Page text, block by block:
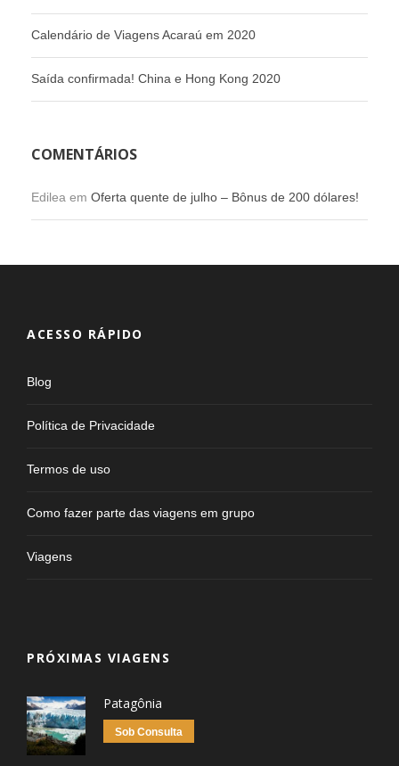
Calendário de Viagens Acaraú em 2020
Saída confirmada! China e Hong Kong 2020
COMENTÁRIOS
Edilea em Oferta quente de julho – Bônus de 200 dólares!
ACESSO RÁPIDO
Blog
Política de Privacidade
Termos de uso
Como fazer parte das viagens em grupo
Viagens
PRÓXIMAS VIAGENS
Patagônia
Sob Consulta